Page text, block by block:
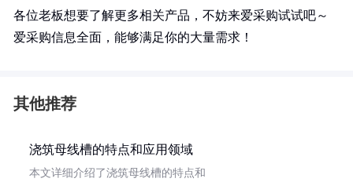
各位老板想要了解更多相关产品，不妨来爱采购试试吧～
爱采购信息全面，能够满足你的大量需求！
其他推荐
浇筑母线槽的特点和应用领域
本文详细介绍了浇筑母线槽的特点和